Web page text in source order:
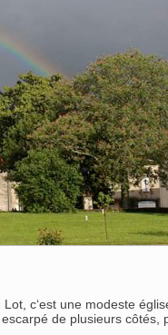
c‘est une modeste
de plusieurs côtés,